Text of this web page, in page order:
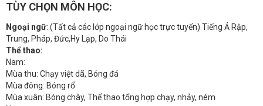
TÙY CHỌN MÔN HỌC:
Ngoại ngữ: (Tất cả các lớp ngoại ngữ học trực tuyến) Tiếng Ả Rập,
Trung, Pháp, Đức,Hy Lạp, Do Thái
Thể thao:
Nam:
Mùa thu: Chạy việt dã, Bóng đá
Mùa đông: Bóng rổ
Mùa xuân: Bóng chày, Thể thao tổng hợp chạy, nhảy, ném